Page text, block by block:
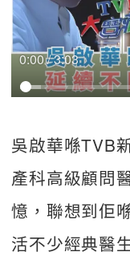
0:00 / 3:03
吳啟華喺TVB
產科高級顧問
憶，聯想到佢
活不少經典醫